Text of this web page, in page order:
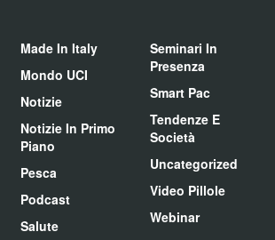
Made In Italy
Mondo UCI
Notizie
Notizie In Primo
Piano
Pesca
Podcast
Salute
Seminari In
Presenza
Smart Pac
Tendenze E
Società
Uncategorized
Video Pillole
Webinar